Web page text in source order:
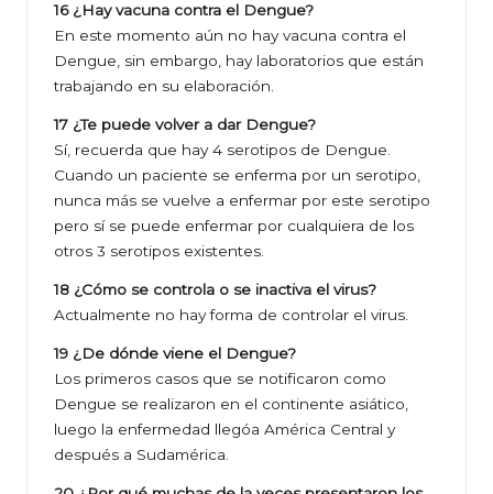
16 ¿Hay vacuna contra el Dengue?
En este momento aún no hay vacuna contra el
Dengue, sin embargo, hay laboratorios que están
trabajando en su elaboración.
17 ¿Te puede volver a dar Dengue?
Sí, recuerda que hay 4 serotipos de Dengue.
Cuando un paciente se enferma por un serotipo,
nunca más se vuelve a enfermar por este serotipo
pero sí se puede enfermar por cualquiera de los
otros 3 serotipos existentes.
18 ¿Cómo se controla o se inactiva el virus?
Actualmente no hay forma de controlar el virus.
19 ¿De dónde viene el Dengue?
Los primeros casos que se notificaron como
Dengue se realizaron en el continente asiático,
luego la enfermedad llegóa América Central y
después a Sudamérica.